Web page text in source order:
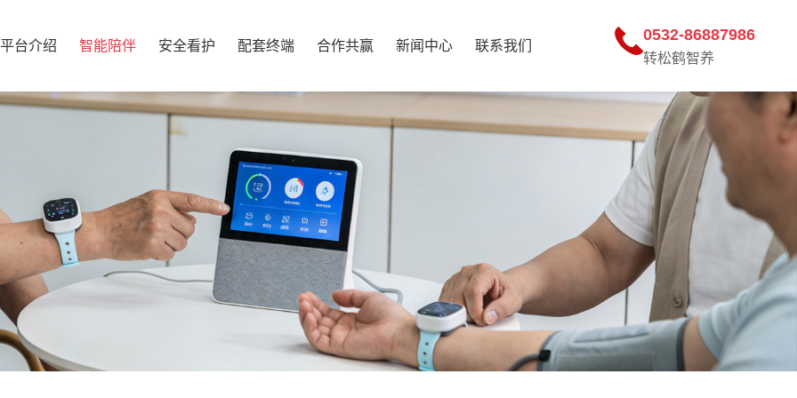
平台介绍 智能陪伴 安全看护 配套终端 合作共赢 新闻中心 联系我们
0532-86887986
转松鹤智养